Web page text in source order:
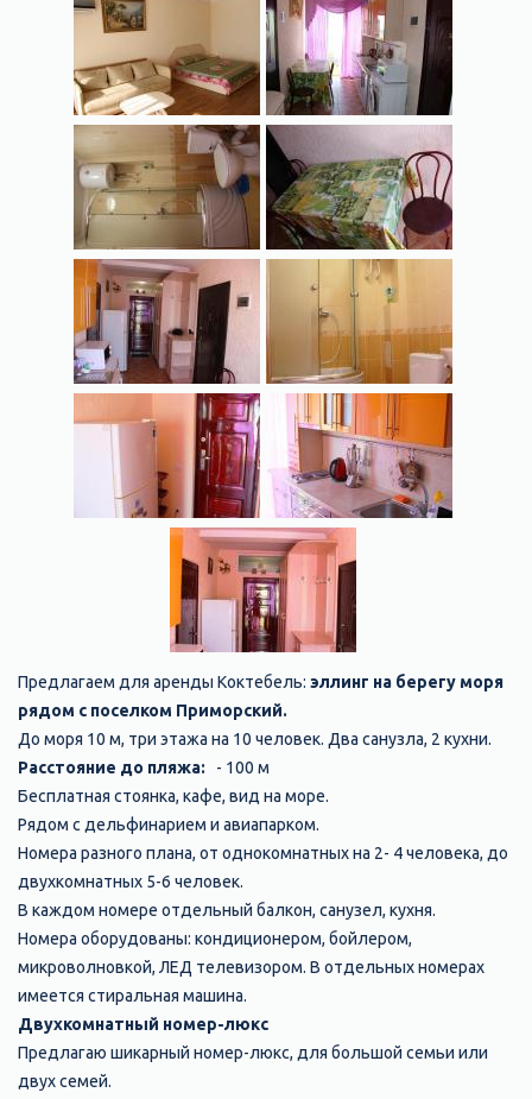
Предлагаем для аренды Коктебель: эллинг на берегу моря
рядом с поселком Приморский.
До моря 10 м, три этажа на 10 человек. Два санузла, 2 кухни.
Расстояние до пляжа: - 100 м
Бесплатная стоянка, кафе, вид на море.
Рядом с дельфинарием и авиапарком.
Номера разного плана, от однокомнатных на 2- 4 человека, до
двухкомнатных 5-6 человек.
В каждом номере отдельный балкон, санузел, кухня.
Номера оборудованы: кондиционером, бойлером,
микроволновкой, ЛЕД телевизором. В отдельных номерах
имеется стиральная машина.
Двухкомнатный номер-люкс
Предлагаю шикарный номер-люкс, для большой семьи или
двух семей.